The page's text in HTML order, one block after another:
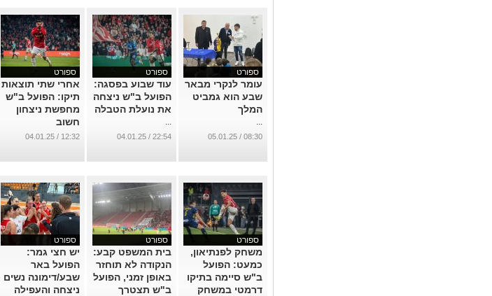
ספורט
עומר לנקרי מבאר
שבע הוא גמביט
המלך
...
08:30 / 05.01.25
ספורט
עוד שבוע בפסגה:
הפועל ב"ש ניצחה
את נועלת הטבלה
...
22:54 / 04.01.25
ספורט
אחרי שתי תוצאות
תיקו: הפועל ב"ש
מחפשת ניצחון
חשוב
...
12:32 / 04.01.25
ספורט
משחק לפנתיאון,
כמעט: הפועל
ב"ש סיימה בתיקו
דרמטי במשחק
ספורט
בית המשפט קבע:
הנקודה לא תוחזר
באופן זמני, הפועל
ב"ש תצטרך
ספורט
יש חצי גמר:
הפועל באר
שבע/דימונה נשים
ניצחה והעפילה